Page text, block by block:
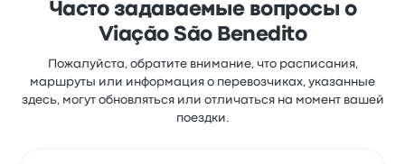
Часто задаваемые вопросы о
Viação São Benedito
Пожалуйста, обратите внимание, что расписания,
маршруты или информация о перевозчиках, указанные
здесь, могут обновляться или отличаться на момент вашей
поездки.